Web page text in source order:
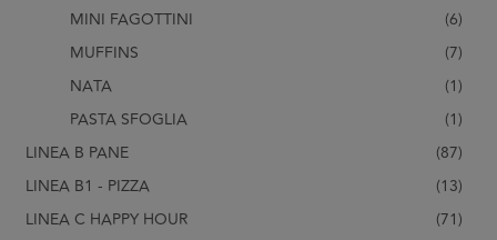
MINI FAGOTTINI
(6)
MUFFINS
(7)
NATA
(1)
PASTA SFOGLIA
(1)
LINEA B PANE
(87)
LINEA B1 - PIZZA
(13)
LINEA C HAPPY HOUR
(71)